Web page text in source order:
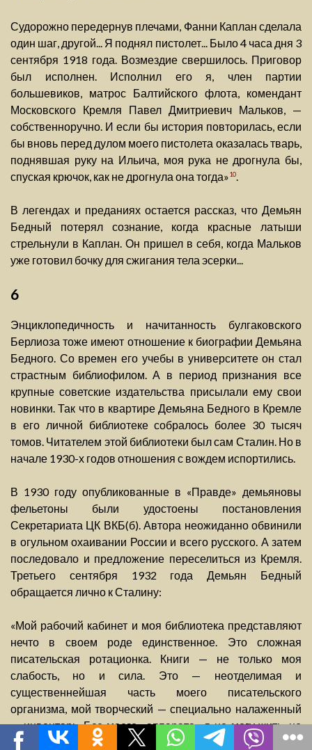
Судорожно передернув плечами, Фанни Каплан сделала
один шаг, другой... Я поднял пистолет... Было 4 часа дня 3
сентября 1918 года. Возмездие свершилось. Приговор
был исполнен. Исполнил его я, член партии
большевиков, матрос Балтийского флота, комендант
Московского Кремля Павел Дмитриевич Мальков, —
собственноручно. И если бы история повторилась, если
бы вновь перед дулом моего пистолета оказалась тварь,
поднявшая руку на Ильича, моя рука не дрогнула бы,
спуская крючок, как не дрогнула она тогда»10
В легендах и преданиях остается рассказ, что Демьян
Бедный потерял сознание, когда красные латыши
стрельнули в Каплан. Он пришел в себя, когда Мальков
уже готовил бочку для сжигания тела эсерки...
6
Энциклопедичность и начитанность булгаковского
Берлиоза тоже имеют отношение к биографии Демьяна
Бедного. Со времен его учебы в университете он стал
страстным библиофилом. А в период признания все
крупные советские издательства присылали ему свои
новинки. Так что в квартире Демьяна Бедного в Кремле
в его личной библиотеке собралось более 30 тысяч
томов. Читателем этой библиотеки был сам Сталин. Но в
начале 1930-х годов отношения с вождем испортились.
В 1930 году опубликованные в «Правде» демьяновы
фельетоны были удостоены постановления
Секретариата ЦК ВКБ(б). Автора неожиданно обвинили
в огульном охаивании России и всего русского. А затем
последовало и предложение переселиться из Кремля.
Третьего сентября 1932 года Демьян Бедный
обращается лично к Сталину:
«Мой рабочий кабинет и моя библиотека представляют
нечто в своем роде единственное. Это сложная
писательская ротационка. Книги — не только моя
слабость, но и сила. Это — неотделимая и
существеннейшая часть моего писательского
организма, мой творческий — специально налаженный
— инвентарь. Без моего «аппарата» я не могу жить, не
могу работать. Вам надо посмотреть на этот стройный,